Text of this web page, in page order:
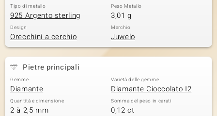
Tipo di metallo
925 Argento sterling
Peso Metallo
3,01 g
Design
Orecchini a cerchio
Marchio
Juwelo
Pietre principali
Gemme
Diamante
Varietà delle gemme
Diamante Cioccolato I2
Quantità e dimensione
2 à 2,5 mm
Somma del peso in carati
0,12 ct